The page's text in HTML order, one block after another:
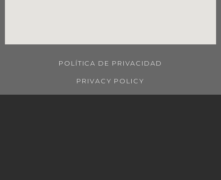
POLÍTICA DE PRIVACIDAD
PRIVACY POLICY